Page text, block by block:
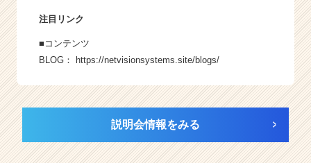
注目リンク
■コンテンツ
BLOG：
https://netvisionsystems.site/blogs/
説明会情報をみる